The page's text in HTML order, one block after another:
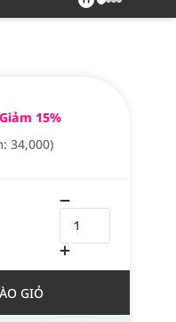
Giảm 15%
34,000)
GIỎ